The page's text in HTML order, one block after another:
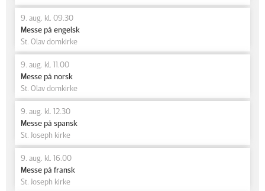
9. aug. kl. 09.30
Messe på engelsk
St. Olav domkirke
9. aug. kl. 11.00
Messe på norsk
St. Olav domkirke
9. aug. kl. 12.30
Messe på spansk
St. Joseph kirke
9. aug. kl. 16.00
Messe på fransk
St. Joseph kirke